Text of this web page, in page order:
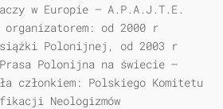
w Europie – A.P.A.J.T.E.
organizatorem: od 2000 r
Polonijnej, od 2003 r
Polonijna na świecie –
członkiem: Polskiego Komitetu
Neologizmów